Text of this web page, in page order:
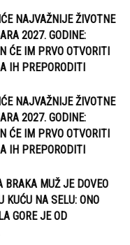
NAJVAŽNIJE ŽIVOTNE
2027. GODINE:
ĆE IM PRVO OTVORITI
IH PREPORODITI
NAJVAŽNIJE ŽIVOTNE
2027. GODINE:
ĆE IM PRVO OTVORITI
IH PREPORODITI
BRAKA MUŽ JE DOVEO
KUĆU NA SELU: ONO
GORE JE OD